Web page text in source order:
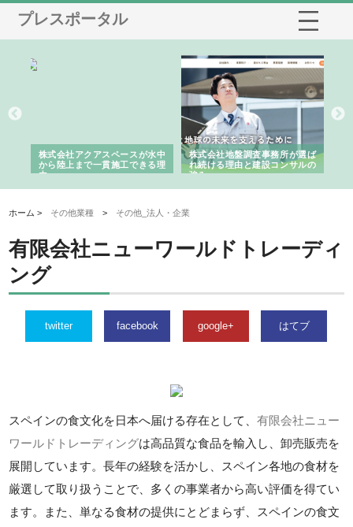
プレスポータル
株式会社アクアスペースが水中
から陸上まで一貫施工できる理
由
株式会社地盤調査事務所が選ば
れ続ける理由と建設コンサルの
強み
ホーム > その他業種 > その他_法人・企業
有限会社ニューワールドトレーディ
ング
twitter facebook google+ はてブ
スペインの食文化を日本へ届ける存在として、有限会社ニュー
ワールドトレーディングは高品質な食品を輸入し、卸売販売を
展開しています。長年の経験を活かし、スペイン各地の食材を
厳選して取り扱うことで、多くの事業者から高い評価を得てい
ます。また、単なる食材の提供にとどまらず、スペインの食文